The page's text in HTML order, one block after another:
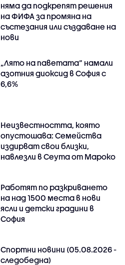
няма да подкрепят решения
на ФИФА за промяна на
състезания или създаване на
нови
„Лято на паветата“ намали
азотния диоксид в София с
6,6%
Неизвестността, която
опустошава: Семейства
издирват свои близки,
навлезли в Сеута от Мароко
Работят по разкриването
на над 1500 места в нови
ясли и детски градини в
София
Спортни новини (05.08.2026 -
следобедна)